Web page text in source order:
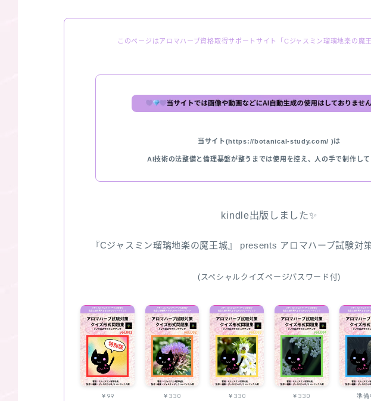
このページはアロマハーブ資格取得サポートサイト「Cジャスミン瑠璃地楽の魔
当サイト(https://botanical-study.com/ )は
AI技術の法整備と倫理基盤が整うまでは使用を控え、人の手で制作し
kindle出版しました✨
『Cジャスミン瑠璃地楽の魔王城』 presents アロマハーブ試験対
(スペシャルクイズページパスワード付)
￥99 ￥330 ￥330 ￥330 準備